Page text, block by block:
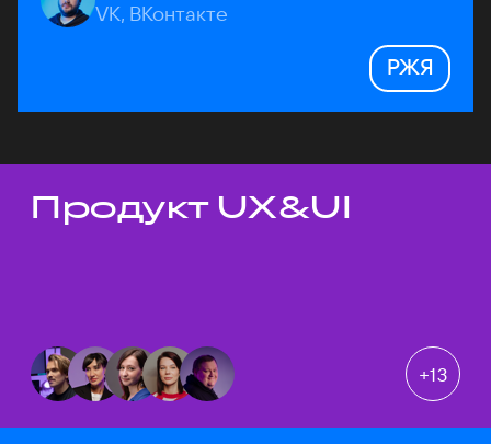
VK, ВКонтакте
РЖЯ
Темы докладов
Продукт UX&UI
+13